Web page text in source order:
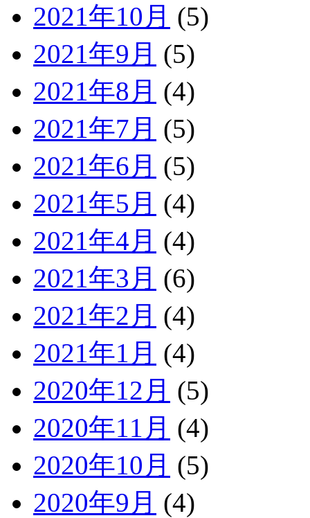
2021年10月 (5)
2021年9月 (5)
2021年8月 (4)
2021年7月 (5)
2021年6月 (5)
2021年5月 (4)
2021年4月 (4)
2021年3月 (6)
2021年2月 (4)
2021年1月 (4)
2020年12月 (5)
2020年11月 (4)
2020年10月 (5)
2020年9月 (4)